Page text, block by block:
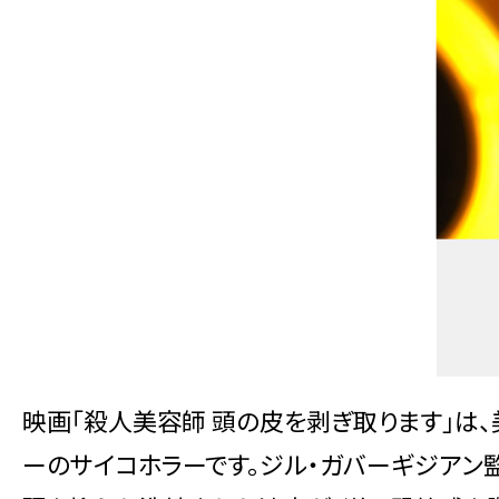
映画「殺人美容師 頭の皮を剥ぎ取ります」は
ーのサイコホラーです。ジル・ガバーギジア